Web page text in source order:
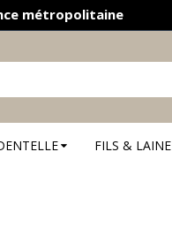
métropolitaine
FILS & LAINE